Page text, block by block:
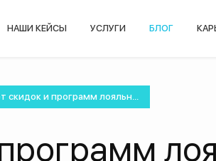
НАШИ КЕЙСЫ УСЛУГИ БЛОГ
скидок и программ лояльн...